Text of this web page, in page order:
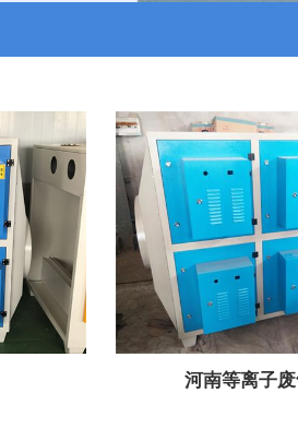
河南等离子